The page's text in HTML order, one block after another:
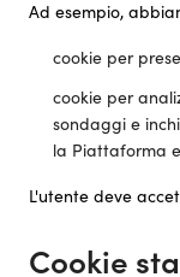
Ad esempio,
cookie per
cookie per
sondaggi e
la Piattaforma
L'utente deve
Cookie